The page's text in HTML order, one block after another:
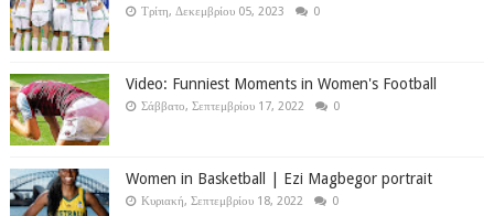
Τρίτη, Δεκεμβρίου 05, 2023 0
Video: Funniest Moments in Women's Football
Σάββατο, Σεπτεμβρίου 17, 2022 0
Women in Basketball | Ezi Magbegor portrait
Κυριακή, Σεπτεμβρίου 18, 2022 0